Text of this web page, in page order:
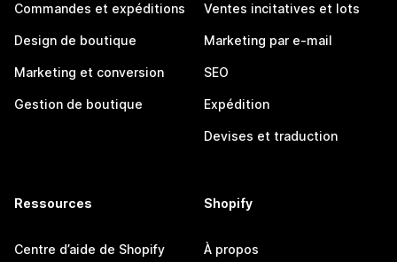
Commandes et expéditions
Design de boutique
Marketing et conversion
Gestion de boutique
Ventes incitatives et lots
Marketing par e-mail
SEO
Expédition
Devises et traduction
Ressources
Centre d’aide de Shopify
Shopify
À propos